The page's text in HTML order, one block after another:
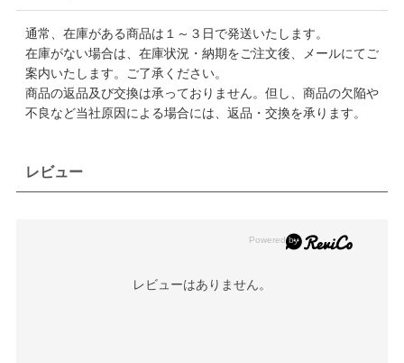
通常、在庫がある商品は１～３日で発送いたします。
在庫がない場合は、在庫状況・納期をご注文後、メールにてご
案内いたします。ご了承ください。
商品の返品及び交換は承っておりません。但し、商品の欠陥や
不良など当社原因による場合には、返品・交換を承ります。
レビュー
レビューはありません。